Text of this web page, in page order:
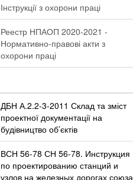
Інструкції з охорони праці
Реестр НПАОП 2020-2021 -
Нормативно-правові акти з
охорони праці
ДБН А.2.2-3-2011 Склад та зміст
проектної документації на
будівництво об’єктів
ВСН 56-78 СН 56-78. Инструкция
по проектированию станций и
узлов на железных дорогах союза